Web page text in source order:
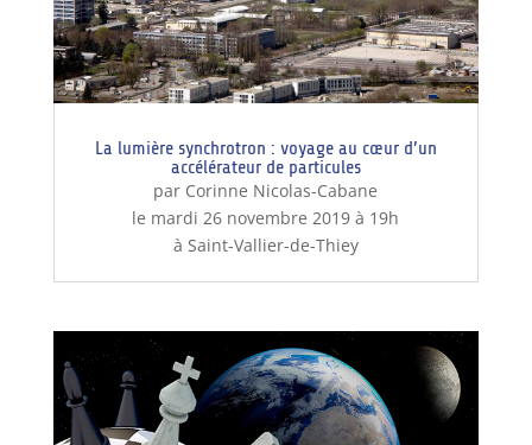
La lumière synchrotron : voyage au cœur d’un
accélérateur de particules
par Corinne Nicolas-Cabane
le mardi 26 novembre 2019 à 19h
à Saint-Vallier-de-Thiey